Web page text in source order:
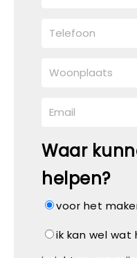
Waar
helpen?
voor het
ik kan wel wat